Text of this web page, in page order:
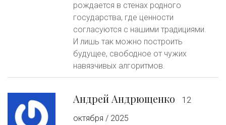
рождается в стенах родного
государства, где ценности
согласуются с нашими традициями.
И лишь так можно построить
будущее, свободное от чужих
навязчивых алгоритмов.
Андрей Андрющенко
12
октября / 2025